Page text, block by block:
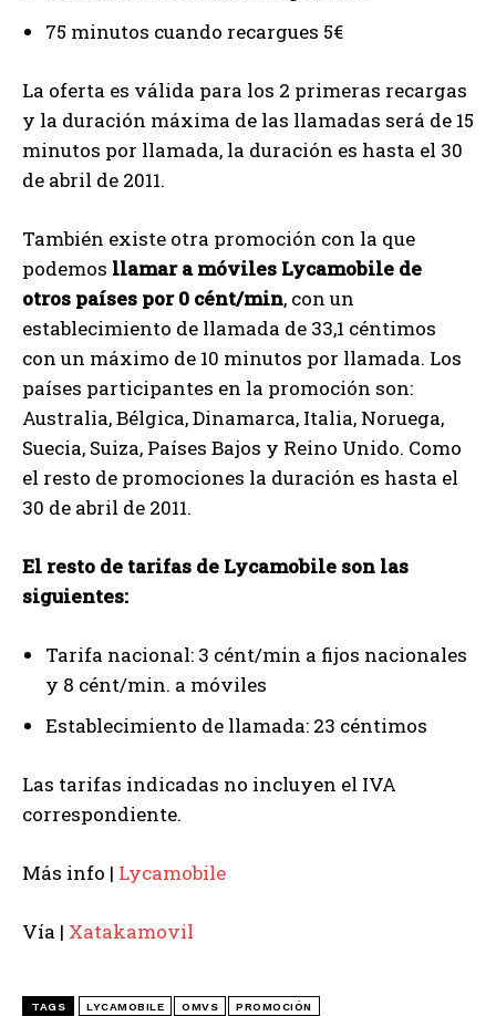
75 minutos cuando recargues 5€
La oferta es válida para los 2 primeras recargas
y la duración máxima de las llamadas será de 15
minutos por llamada, la duración es hasta el 30
de abril de 2011.
También existe otra promoción con la que
podemos llamar a móviles Lycamobile de
otros países por 0 cént/min, con un
establecimiento de llamada de 33,1 céntimos
con un máximo de 10 minutos por llamada. Los
países participantes en la promoción son:
Australia, Bélgica, Dinamarca, Italia, Noruega,
Suecia, Suiza, Países Bajos y Reino Unido. Como
el resto de promociones la duración es hasta el
30 de abril de 2011.
El resto de tarifas de Lycamobile son las
siguientes:
Tarifa nacional: 3 cént/min a fijos nacionales
y 8 cént/min. a móviles
Establecimiento de llamada: 23 céntimos
Las tarifas indicadas no incluyen el IVA
correspondiente.
Más info | Lycamobile
Vía | Xatakamovil
TAGS LYCAMOBILE OMVS PROMOCIÓN